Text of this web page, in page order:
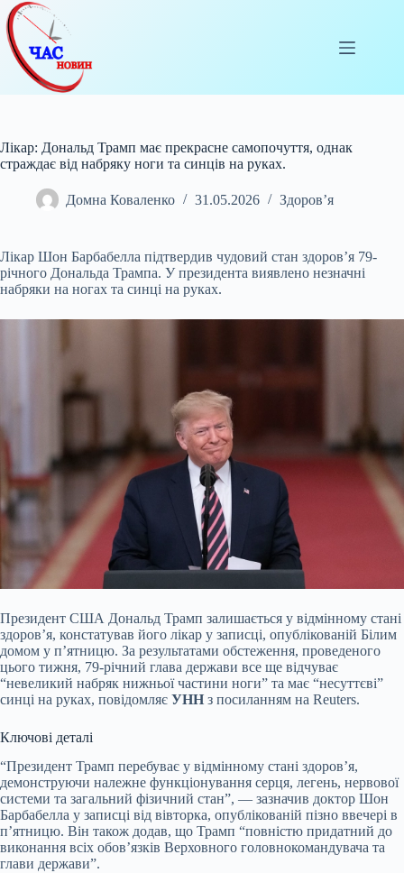
Перейти
до
вмісту
Лікар: Дональд Трамп має прекрасне самопочуття, однак
страждає від набряку ноги та синців на руках.
Домна Коваленко 31.05.2026 Здоров’я
Лікар Шон Барбабелла підтвердив чудовий стан здоров’я 79-
річного Дональда Трампа. У президента виявлено незначні
набряки на ногах та синці на руках.
Президент США Дональд Трамп залишається у відмінному стані
здоров’я, констатував його лікар у записці, опублікованій Білим
домом у п’ятницю. За результатами обстеження, проведеного
цього тижня, 79-річний глава держави все ще відчуває
“невеликий набряк нижньої частини ноги” та має “несуттєві”
синці на руках, повідомляє УНН з посиланням на Reuters.
Ключові деталі
“Президент Трамп перебуває у відмінному стані здоров’я,
демонструючи належне функціонування серця, легень, нервової
системи та загальний фізичний стан”, — зазначив доктор Шон
Барбабелла у записці від вівторка, опублікованій пізно ввечері в
п’ятницю. Він також додав, що Трамп “повністю придатний до
виконання всіх обов’язків Верховного головнокомандувача та
глави держави”.